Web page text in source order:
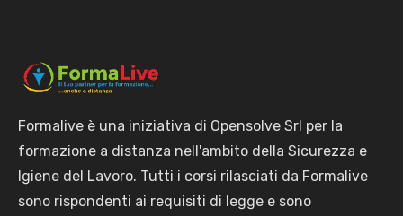
Formalive è una iniziativa di Opensolve Srl per la
formazione a distanza nell'ambito della Sicurezza e
Igiene del Lavoro. Tutti i corsi rilasciati da Formalive
sono rispondenti ai requisiti di legge e sono